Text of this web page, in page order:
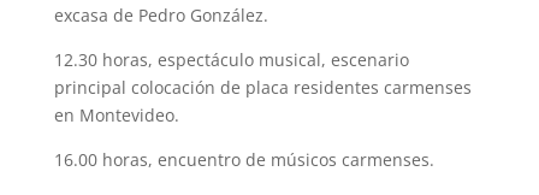
excasa de Pedro González.
12.30 horas, espectáculo musical, escenario
principal colocación de placa residentes carmenses
en Montevideo.
16.00 horas, encuentro de músicos carmenses.